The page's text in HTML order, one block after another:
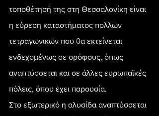
τοποθέτησή της στη Θεσσαλονίκη είναι
η εύρεση καταστήματος πολλών
τετραγωνικών που θα εκτείνεται
ενδεχομένως σε ορόφους, όπως
αναπτύσσεται και σε άλλες ευρωπαϊκές
πόλεις, όπου έχει παρουσία.
Στο εξωτερικό η αλυσίδα αναπτύσσεται